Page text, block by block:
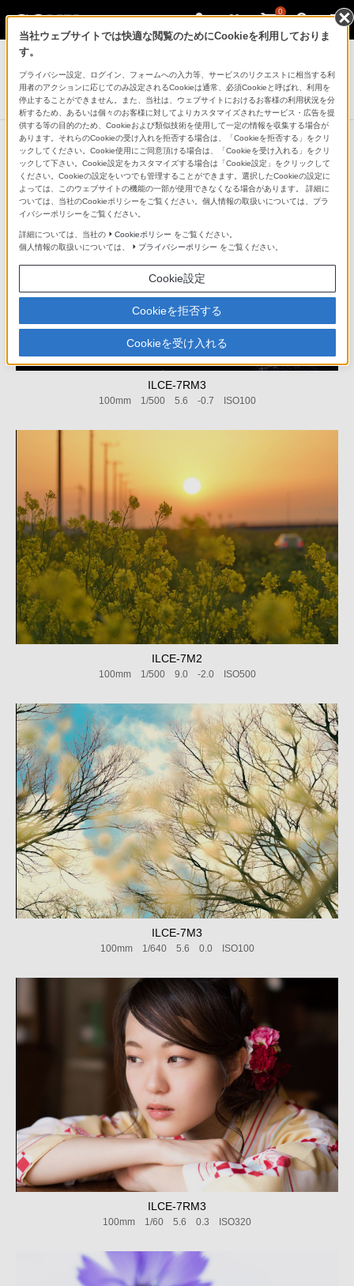
0
デジタル一眼カメラ α（アルファ）
デジタル一眼カメラα[Eマウント]用レンズ
FE 100mm F2.8 STF GM OSS
ILCE-7RM3
100mm 1/500 5.6 -0.7 ISO100
ILCE-7M2
100mm 1/500 9.0 -2.0 ISO500
ILCE-7M3
100mm 1/640 5.6 0.0 ISO100
ILCE-7RM3
100mm 1/60 5.6 0.3 ISO320
当社ウェブサイトでは快適な閲覧のためにCookieを利用しておりま
す。
プライバシー設定、ログイン、フォームへの入力等、サービスのリクエストに相当する利
用者のアクションに応じてのみ設定されるCookieは通常、必須Cookieと呼ばれ、利用を
停止することができません。また、当社は、ウェブサイトにおけるお客様の利用状況を分
析するため、あるいは個々のお客様に対してよりカスタマイズされたサービス・広告を提
供する等の目的のため、Cookieおよび類似技術を使用して一定の情報を収集する場合が
あります。それらのCookieの受け入れを拒否する場合は、「Cookieを拒否する」をクリ
ックしてください。Cookie使用にご同意頂ける場合は、「Cookieを受け入れる」をクリ
ックして下さい。Cookie設定をカスタマイズする場合は「Cookie設定」をクリックして
ください。Cookieの設定をいつでも管理することができます。選択したCookieの設定に
よっては、このウェブサイトの機能の一部が使用できなくなる場合があります。 詳細に
ついては、当社のCookieポリシーをご覧ください。個人情報の取扱いについては、プラ
イバシーポリシーをご覧ください。
詳細については、当社の Cookieポリシー をご覧ください。
個人情報の取扱いについては、
プライバシーポリシー をご覧ください。
Cookie設定
Cookieを拒否する
Cookieを受け入れる